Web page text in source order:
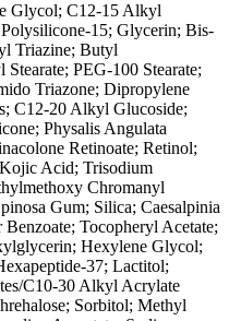
Glycol; C12-15 Alkyl
15; Glycerin; Bis-
Triazine; Butyl
PEG-100 Stearate;
Triazone; Dipropylene
C12-20 Alkyl Glucoside;
Physalis Angulata
Retinoate; Retinol;
Acid; Trisodium
Chromanyl
Gum; Silica; Caesalpinia
Tocopheryl Acetate;
Hexylene Glycol;
37; Lactitol;
C10-30 Alkyl Acrylate
Sorbitol; Methyl